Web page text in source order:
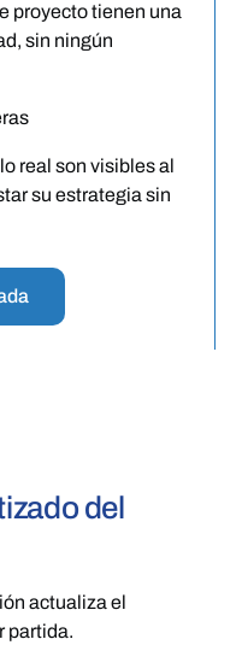
proyecto tienen una
sin ningún
real son visibles al
su estrategia sin
del
actualiza el
partida.